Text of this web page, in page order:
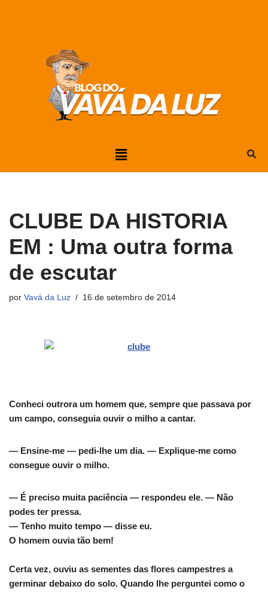
CLUBE DA HISTORIA
EM : Uma outra forma
de escutar
por Vavá da Luz 16 de setembro de 2014
Conheci outrora um homem que, sempre que passava por
um campo, conseguia ouvir o milho a cantar.
— Ensine-me — pedi-lhe um dia. — Explique-me como
consegue ouvir o milho.
— É preciso muita paciência — respondeu ele. — Não
podes ter pressa.
— Tenho muito tempo — disse eu.
O homem ouvia tão bem!
Certa vez, ouviu as sementes das flores campestres a
germinar debaixo do solo. Quando lhe perguntei como o